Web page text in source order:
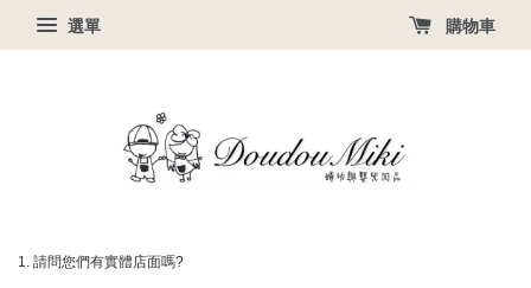
選單 購物車
1. 請問您們有實體店面嗎?